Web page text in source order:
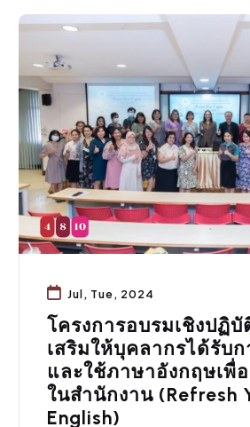
กิจกรรมคณะ
Jul, Tue, 2024
โครงการอบรมเชิงปฏิบั
เสริมให้บุคลากรได้รับ
และใช้ภาษาอังกฤษเพื่
ในสำนักงาน (Refresh
English)